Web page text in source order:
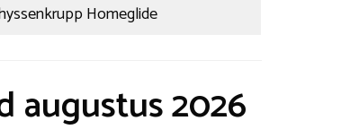
Homeglide
augustus 2026